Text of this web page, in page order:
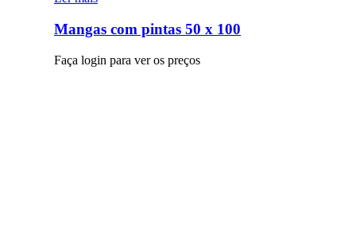
Mangas com pintas 50 x 100
Faça login para ver os preços